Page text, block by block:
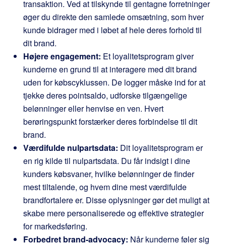
transaktion. Ved at tilskynde til gentagne forretninger
øger du direkte den samlede omsætning, som hver
kunde bidrager med i løbet af hele deres forhold til
dit brand.
Højere engagement: Et loyalitetsprogram giver
kunderne en grund til at interagere med dit brand
uden for købscyklussen. De logger måske ind for at
tjekke deres pointsaldo, udforske tilgængelige
belønninger eller henvise en ven. Hvert
berøringspunkt forstærker deres forbindelse til dit
brand.
Værdifulde nulpartsdata: Dit loyalitetsprogram er
en rig kilde til nulpartsdata. Du får indsigt i dine
kunders købsvaner, hvilke belønninger de finder
mest tiltalende, og hvem dine mest værdifulde
brandfortalere er. Disse oplysninger gør det muligt at
skabe mere personaliserede og effektive strategier
for markedsføring.
Forbedret brand-advocacy: Når kunderne føler sig